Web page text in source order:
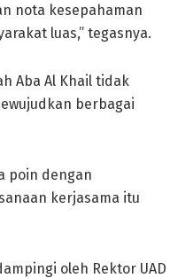
nota kesepahaman
luas,” tegasnya.
Aba Al Khail tidak
berbagai
poin dengan
kerjasama itu
oleh Rektor UAD